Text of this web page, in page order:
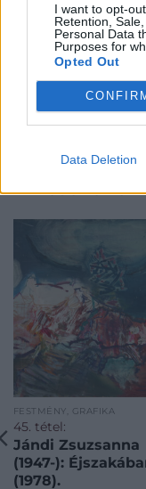
I want to opt-
Retention,
Personal Data
Purposes for
Opted Out
Data Deletion
GALÉRIA
KAPCSOLÓDÓ
FESTMÉNY, GRAFIKA
45. tétel:
Jándi Zsuzsanna
(1947-):
(1978).